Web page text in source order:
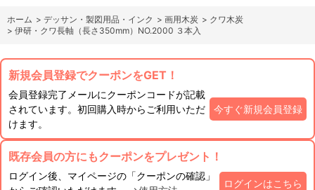
ホーム > デッサン・製図用品・インク > 画用木炭 > クワ木炭
> 伊研・クワ長軸（長さ350mm）NO.2000 ３本入
新規会員登録でクーポンをGET！
会員登録完了メールにクーポンコードが記載
されています。初回購入時からご利用いただ
けます。
今すぐ新規会員登録
既存会員の方にもクーポンをプレゼント！
ログイン後、マイページの「クーポンの確認」
ログインはこちら